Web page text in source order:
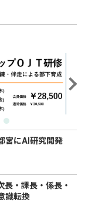
宮にAI研究開発
・課長・係長・
識転換